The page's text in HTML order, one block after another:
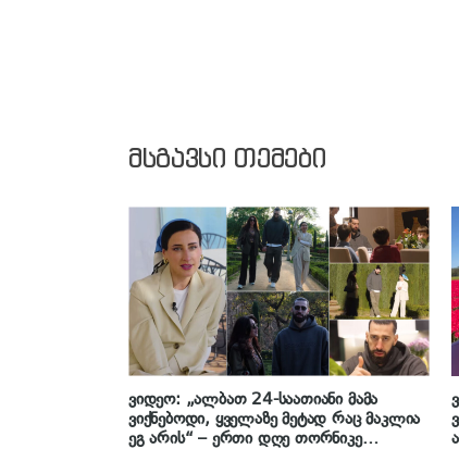
მსგავსი თემები
ვიდეო: „ალბათ 24-საათიანი მამა
ვიქნებოდი, ყველაზე მეტად რაც მაკლია
ეგ არის“ – ერთი დღე თორნიკე